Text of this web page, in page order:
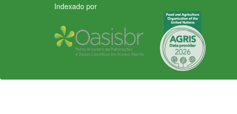
Indexado por